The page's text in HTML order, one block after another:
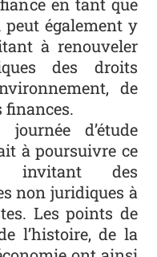
en tant que
également y
à renouveler
des droits
de
finances.
journée d’étude
à poursuivre ce
invitant des
non juridiques à
Les points de
l’histoire, de la